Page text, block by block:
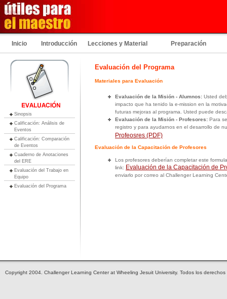
Inicio Introducción Lecciones y Material Preparación
Sinopsis
Calificación: Análisis de
Eventos
Calificación: Comparación
de Eventos
Cuaderno de Anotaciones
del ERE
Evaluación del Trabajo en
Equipo
Evaluación del Programa
Evaluación del Programa
Materiales para Evaluación
Evaluación de la Misión - Alumnos: Usted
impacto que ha tenido la e-mission en la
futuras mejoras al programa. Usted puede
Evaluación de la Misión - Profesores: Para
registro y para ayudarnos en el desarrollo de
Profeosres (PDF)
Evaluación de la Capacitación de Profesores
Los profesores deberían completar este
link: Evaluación de la Capacitación de
enviarlo por correo al Challenger Learning
Copyright 2004. Challenger Learning Center at Wheeling Jesuit University. Todos los derechos